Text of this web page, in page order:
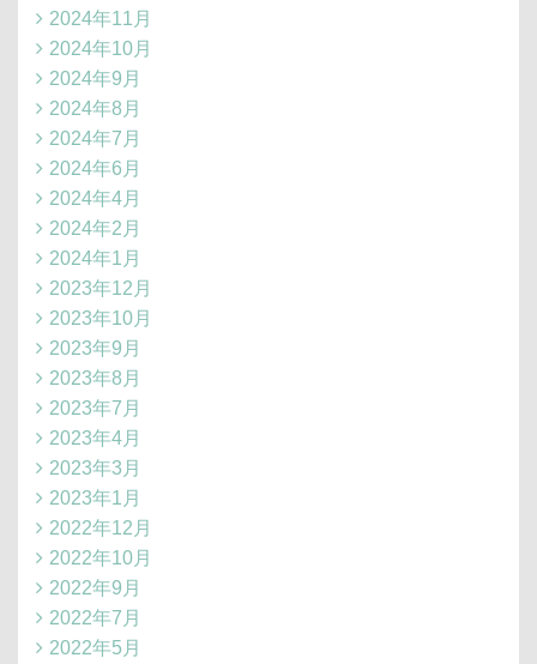
2024年11月
2024年10月
2024年9月
2024年8月
2024年7月
2024年6月
2024年4月
2024年2月
2024年1月
2023年12月
2023年10月
2023年9月
2023年8月
2023年7月
2023年4月
2023年3月
2023年1月
2022年12月
2022年10月
2022年9月
2022年7月
2022年5月